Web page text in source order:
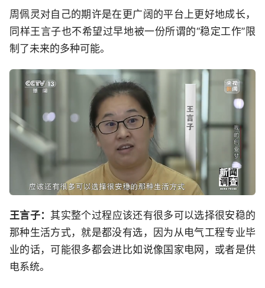
周佩灵对自己的期许是在更广阔的平台上更好地成长，
同样王言子也不希望过早地被一份所谓的“稳定工作”限
制了未来的多种可能。
王言子： 其实整个过程应该还有很多可以选择很安稳的
那种生活方式，就是都没有选，因为从电气工程专业毕
业的话，可能很多都会进比如说像国家电网，或者是供
电系统。